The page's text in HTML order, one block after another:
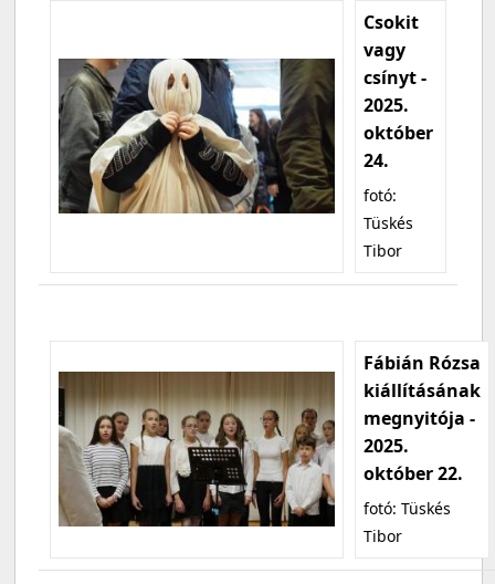
Csokit
vagy
csínyt -
2025.
október
24.
fotó:
Tüskés
Tibor
Fábián Rózsa
kiállításának
megnyitója -
2025.
október 22.
fotó: Tüskés
Tibor